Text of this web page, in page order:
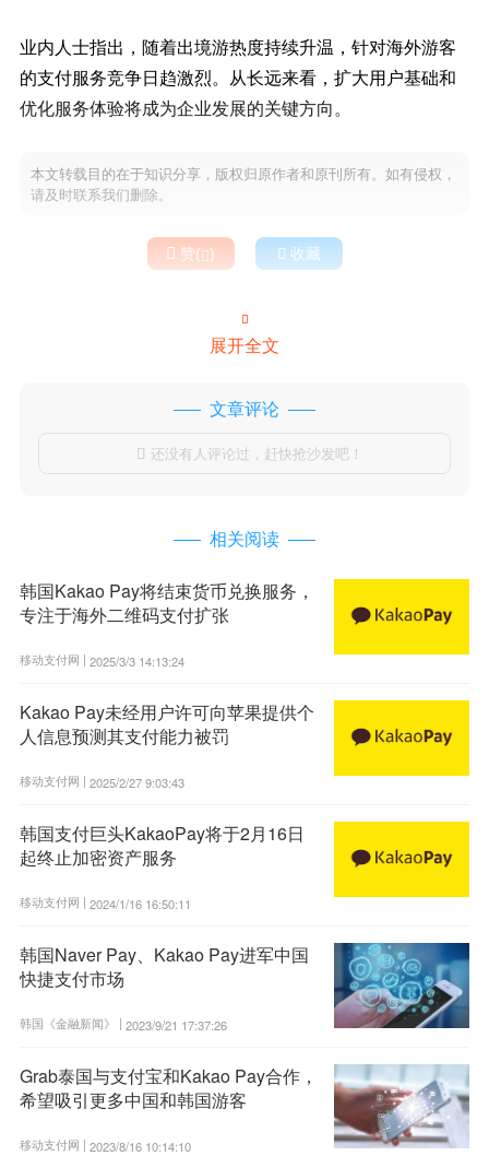
业内人士指出，随着出境游热度持续升温，针对海外游客
的支付服务竞争日趋激烈。从长远来看，扩大用户基础和
优化服务体验将成为企业发展的关键方向。
本文转载目的在于知识分享，版权归原作者和原刊所有。如有侵权，
请及时联系我们删除。
 赞()  收藏

展开全文
文章评论
 还没有人评论过，赶快抢沙发吧！
相关阅读
韩国Kakao Pay将结束货币兑换服务，
专注于海外二维码支付扩张
移动支付网 | 2025/3/3 14:13:24
Kakao Pay未经用户许可向苹果提供个
人信息预测其支付能力被罚
移动支付网 | 2025/2/27 9:03:43
韩国支付巨头KakaoPay将于2月16日
起终止加密资产服务
移动支付网 | 2024/1/16 16:50:11
韩国Naver Pay、Kakao Pay进军中国
快捷支付市场
韩国《金融新闻》 | 2023/9/21 17:37:26
Grab泰国与支付宝和Kakao Pay合作，
希望吸引更多中国和韩国游客
移动支付网 | 2023/8/16 10:14:10